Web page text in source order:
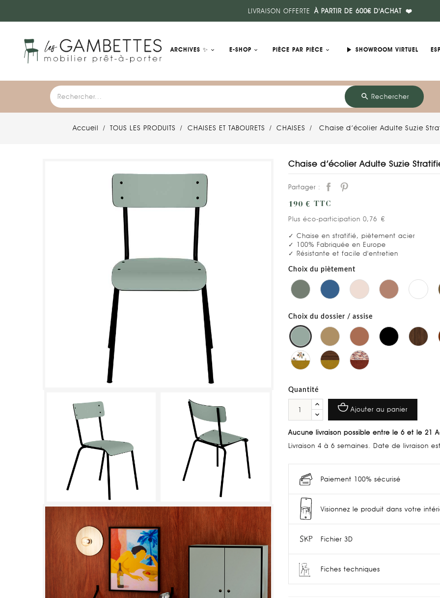
LIVRAISON OFFERTE À PARTIR DE 600€ D'ACHAT ❤️
ARCHIVES ✨ E-SHOP PIÈCE PAR PIÈCE play_arrow SHOWROOM VIRTUEL
search Rechercher
Accueil TOUS LES PRODUITS CHAISES ET TABOURETS CHAISES Chaise d’écolier Adulte Suzie
Chaise d’écolier Adulte Suzie
Partager :
190 € TTC
Plus éco-participation 0,76 €
✓ Chaise en stratifié, piètement acier
✓ 100% Fabriquée en Europe
✓ Résistante et facile d'entretien
Choix du piètement
Choix du dossier / assise
Quantité
Ajouter au panier
Aucune livraison possible entre le 6 et le 21
Livraison 4 à 6 semaines. Date de livraison
Paiement 100% sécurisé
Visionnez le produit dans votre
Fichier 3D
Fiches techniques